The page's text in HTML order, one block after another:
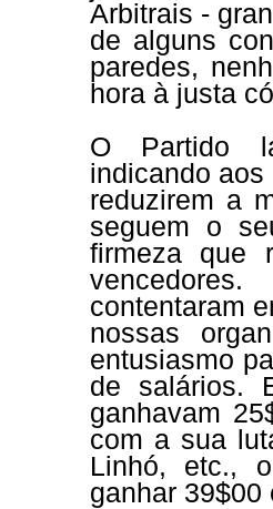
Arbitrais -
de alguns
paredes,
hora à justa
O Partido
indicando
reduzirem a
seguem o
firmeza que
contentaram
nossas
entusiasmo
de salários.
ganhavam
com a sua
Linhó, etc.,
ganhar 39$00